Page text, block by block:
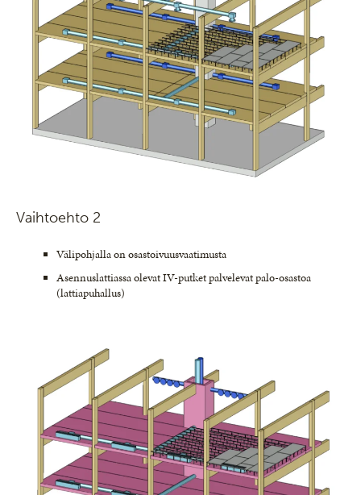
Vaihtoehto 2
Välipohjalla on osastoivuusvaatimusta
Asennuslattiassa olevat IV-putket palvelevat palo-osastoa
(lattiapuhallus)